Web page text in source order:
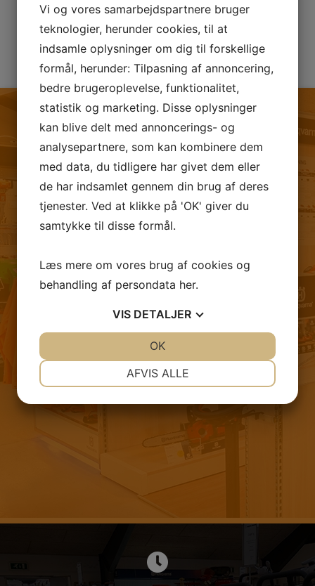
FØLG OS PÅ FACEBOOK
Vi og vores samarbejdspartnere bruger
teknologier, herunder cookies, til at
indsamle oplysninger om dig til forskellige
formål, herunder: Tilpasning af annoncering,
bedre brugeroplevelse, funktionalitet,
statistik og marketing. Disse oplysninger
kan blive delt med annoncerings- og
analysepartnere, som kan kombinere dem
med data, du tidligere har givet dem eller
de har indsamlet gennem din brug af deres
tjenester. Ved at klikke på 'OK' giver du
samtykke til disse formål.
Læs mere om vores brug af cookies og
behandling af persondata her.
VIS DETALJER
MARKETING STATISTIK
AFVIS ALLE
OK